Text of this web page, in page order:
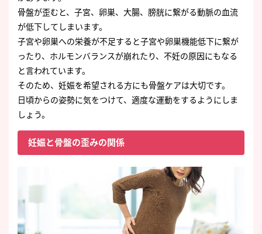
骨盤が歪むと、子宮、卵巣、大腸、膀胱に繋がる動脈の血流
が低下してしまいます。
子宮や卵巣への栄養が不足すると子宮や卵巣機能低下に繋が
ったり、ホルモンバランスが崩れたり、不妊の原因にもなる
と言われています。
そのため、妊娠を希望される方にも骨盤ケアは大切です。
日頃からの姿勢に気をつけて、適度な運動をするようにしま
しょう。
妊娠と骨盤の歪みの関係